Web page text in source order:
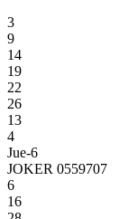
3
9
14
19
22
26
13
4
Jue-6
JOKER 0559707
6
16